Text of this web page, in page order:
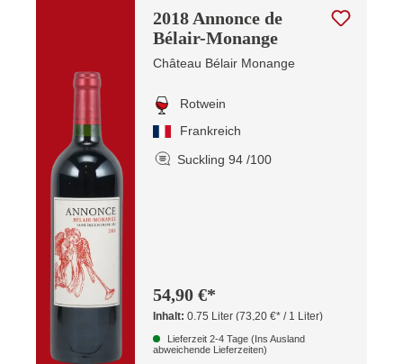
2018 Annonce de
Bélair-Monange
Château Bélair Monange
Rotwein
Frankreich
Suckling 94 /100
54,90 €*
Inhalt:0.75 Liter(73,20 €* / 1 Liter)
Lieferzeit 2-4 Tage (Ins Ausland
abweichende Lieferzeiten)